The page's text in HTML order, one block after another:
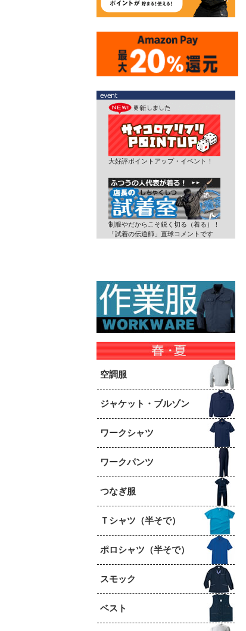
大好評ポイントアップ・イベント！
制服やだからこそ鋭く切る（着る）！
「試着の伝道師」直球コメントです
空調服
ジャケット・ブルゾン
ワークシャツ
ワークパンツ
つなぎ服
Ｔシャツ（半そで）
ポロシャツ（半そで）
スモック
ベスト